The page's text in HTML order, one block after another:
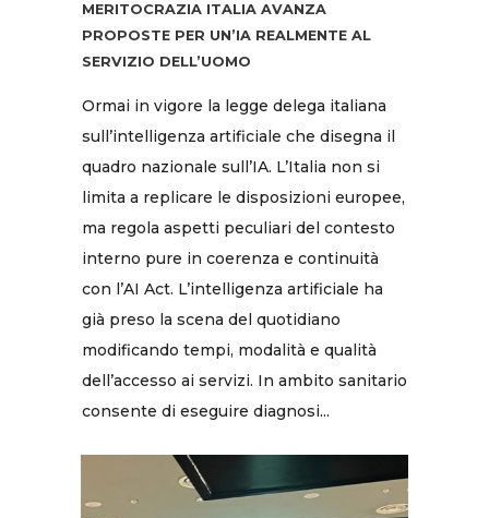
MERITOCRAZIA ITALIA AVANZA
PROPOSTE PER UN’IA REALMENTE AL
SERVIZIO DELL’UOMO
Ormai in vigore la legge delega italiana
sull’intelligenza artificiale che disegna il
quadro nazionale sull’IA. L’Italia non si
limita a replicare le disposizioni europee,
ma regola aspetti peculiari del contesto
interno pure in coerenza e continuità
con l’AI Act. L’intelligenza artificiale ha
già preso la scena del quotidiano
modificando tempi, modalità e qualità
dell’accesso ai servizi. In ambito sanitario
consente di eseguire diagnosi...